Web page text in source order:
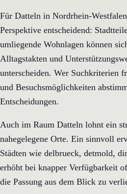
Für Datteln in Nordrhein-
Perspektive entscheidend:
umliegende Wohnlagen können
Alltagstakten und
unterscheiden. Wer Suchkriterien
und Besuchsmöglichkeiten
Entscheidungen.
Auch im Raum Datteln lohnt ein
nahegelegene Orte. Ein sinnvoll
Städten wie delbrueck, detmold,
erhöht bei knapper Verfügbarkeit
die Passung aus dem Blick zu